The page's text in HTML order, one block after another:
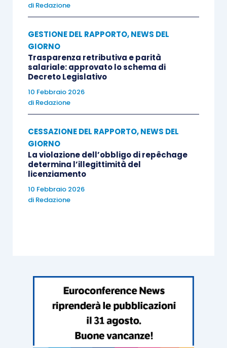
di Redazione
GESTIONE DEL RAPPORTO,NEWS DEL
GIORNO
Trasparenza retributiva e parità
salariale: approvato lo schema di
Decreto Legislativo
10 Febbraio 2026
di Redazione
CESSAZIONE DEL RAPPORTO,NEWS DEL
GIORNO
La violazione dell’obbligo di repêchage
determina l’illegittimità del
licenziamento
10 Febbraio 2026
di Redazione